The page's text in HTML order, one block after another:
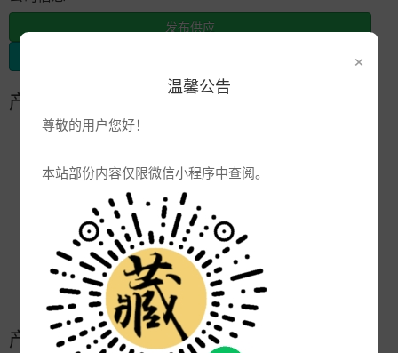
×
温馨公告
尊敬的用户您好！
本站部份内容仅限微信小程序中查阅。
发布供应
产品参数
品牌:
景德镇
3010
厂商:
陶瓷杯子定制厂家
更新:
2022-09-26 15:14:48
产品简介